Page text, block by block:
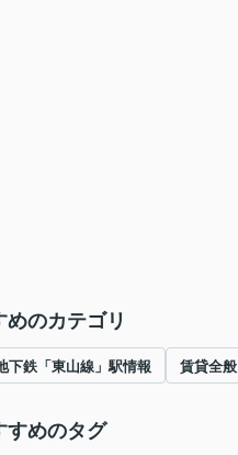
めのカテゴリ
下鉄「東山線」駅情報 賃貸全般
すめのタグ